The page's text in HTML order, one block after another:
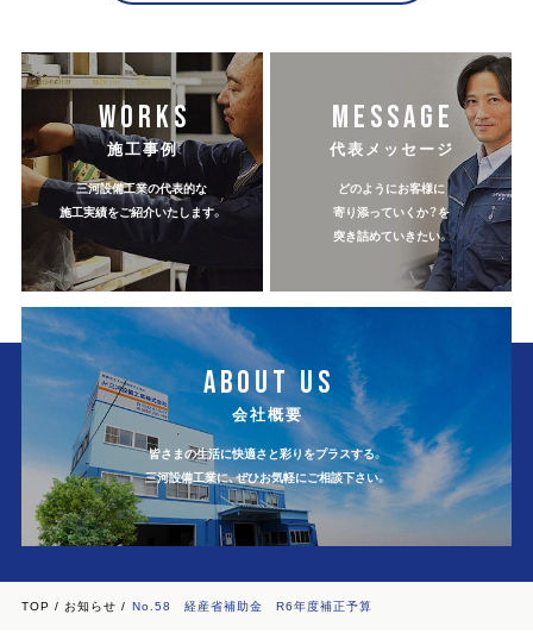
WORKS
施工事例
三河設備工業の代表的な
施工実績をご紹介いたします。
MESSAGE
代表メッセージ
どのようにお客様に
寄り添っていくか？を
突き詰めていきたい。
ABOUT US
会社概要
皆さまの生活に快適さと彩りをプラスする。
三河設備工業に、ぜひお気軽にご相談下さい。
TOP お知らせ No.58 経産省補助金 R6年度補正予算